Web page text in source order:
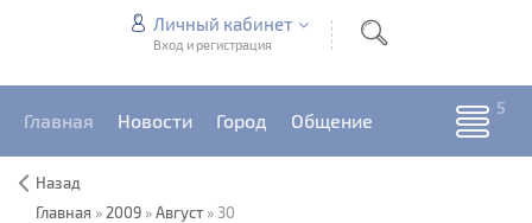
Личный кабинет
Вход и регистрация
Главная Новости Город Общение
Назад
Главная » 2009 »Август » 30